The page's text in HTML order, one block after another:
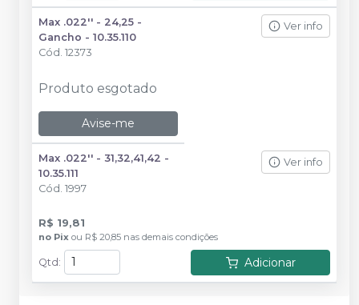
Max .022'' - 24,25 -
Gancho - 10.35.110
Cód. 12373
Ver info
Produto esgotado
Avise-me
Max .022'' - 31,32,41,42 -
10.35.111
Cód. 1997
Ver info
R$ 19,81
no Pix ou R$ 20,85 nas demais condições
Qtd : Adicionar